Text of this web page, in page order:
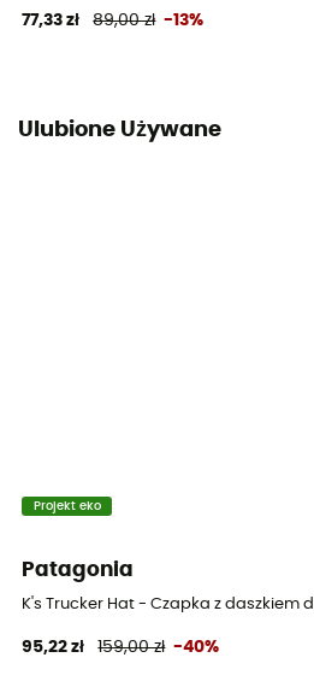
77,33 zł 89,00 zł -13%
Ulubione Używane
Projekt eko
Patagonia
K's Trucker Hat - Czapka z daszkiem
95,22 zł 159,00 zł -40%